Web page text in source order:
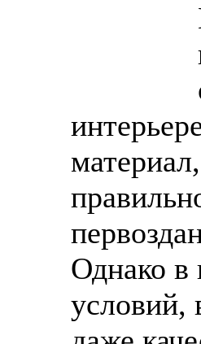
Однако в
условий,